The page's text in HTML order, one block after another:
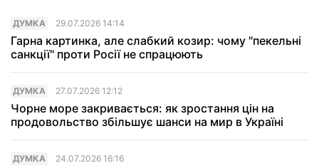
ДУМКА 29.07.2026 14:14
Гарна картинка, але слабкий козир: чому "пекельні
санкції" проти Росії не спрацюють
ДУМКА 27.07.2026 12:12
Чорне море закривається: як зростання цін на
продовольство збільшує шанси на мир в Україні
ДУМКА 24.07.2026 16:16